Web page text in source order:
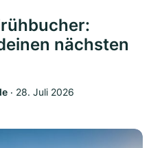
nächsten
‧ 28. Juli 2026